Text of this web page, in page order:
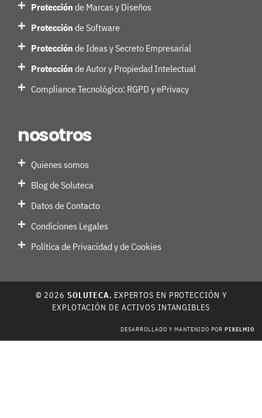
Protección de Marcas y Diseños
Protección de Software
Protección de Ideas y Secreto Empresarial
Protección de Autor y Propiedad Intelectual
Compliance Tecnológico: RGPD y ePrivacy
nosotros
Quienes somos
Blog de Soluteca
Datos de Contacto
Condiciones Legales
Política de Privacidad y de Cookies
© 2026 SOLUTECA, EXPERTOS EN PROTECCIÓN Y
EXPLOTACIÓN DE ACTIVOS INTANGIBLES
DESARROLLADO Y MANTENIDO POR PIXELMIO